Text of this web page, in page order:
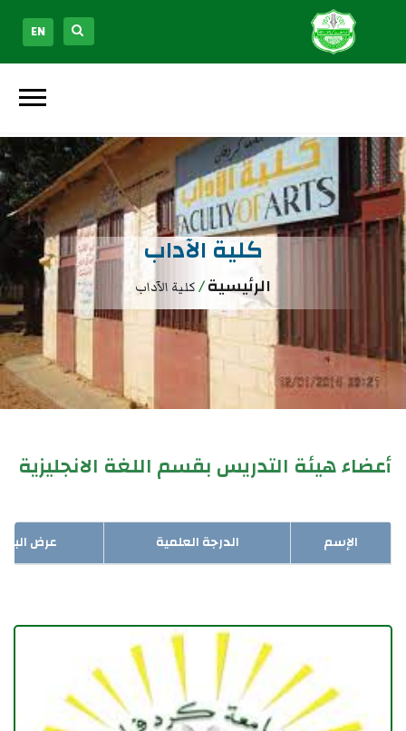
EN
كلية الآداب
الرئيسية/كلية الآداب
أعضاء هيئة التدريس بقسم اللغة الانجليزية
الإسم الدرجة العلمية عرض